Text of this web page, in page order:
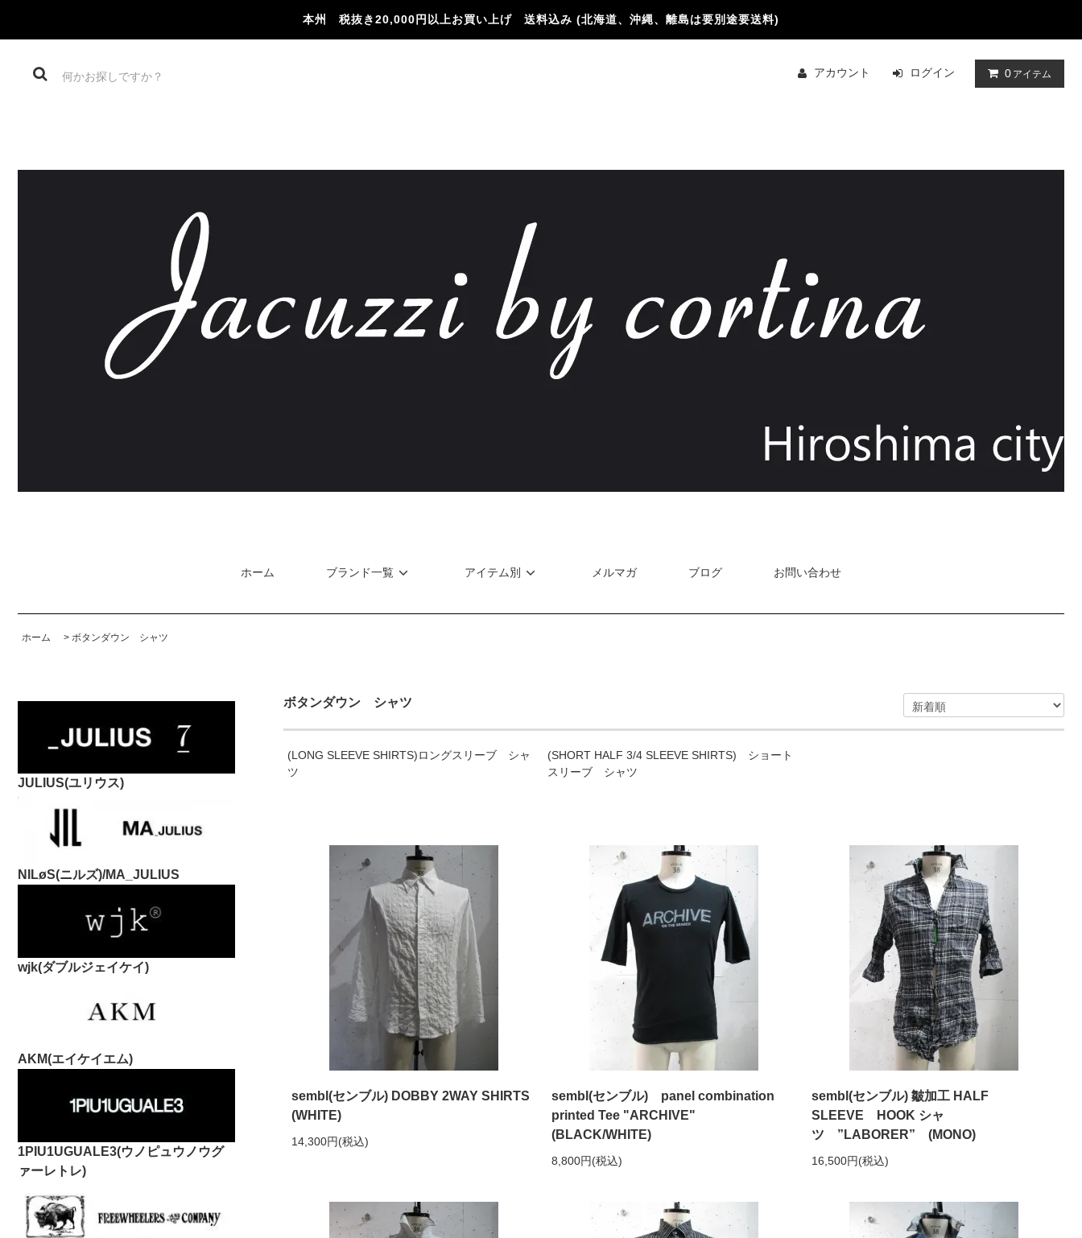
本州 税抜き20,000円以上お買い上げ 送料込み (北海道、沖縄、離島は要別途要送料)
アカウント ログイン 0 アイテム
ホーム ブランド一覧 アイテム別 メルマガ ブログ お問い合わせ
ホーム > ボタンダウン シャツ
JULIUS(ユリウス)
NILøS(ニルズ)/MA_JULIUS
wjk(ダブルジェイケイ)
AKM(エイケイエム)
1PIU1UGUALE3(ウノピュウノウグ
ァーレトレ)
ボタンダウン シャツ
(LONG SLEEVE SHIRTS)ロングスリーブ シャ
ツ
(SHORT HALF 3/4 SLEEVE SHIRTS) ショート
スリーブ シャツ
sembl(センブル) DOBBY 2WAY SHIRTS
(WHITE)
14,300円(税込)
sembl(センブル) panel combination
printed Tee "ARCHIVE"
(BLACK/WHITE)
8,800円(税込)
sembl(センブル) 皺加工 HALF
SLEEVE HOOK シャ
ツ ”LABORER” (MONO)
16,500円(税込)